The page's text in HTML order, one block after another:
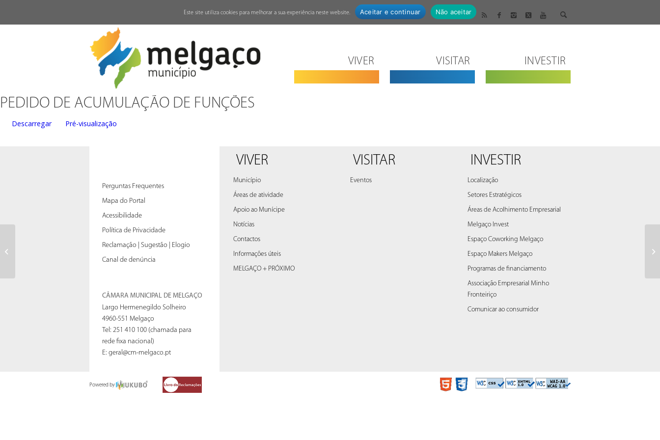
VIVER VISITAR INVESTIR
PEDIDO DE ACUMULAÇÃO DE FUNÇÕES
Descarregar Pré-visualização
Perguntas Frequentes
Mapa do Portal
Acessibilidade
Política de Privacidade
Reclamação | Sugestão | Elogio
Canal de denúncia
CÂMARA MUNICIPAL DE MELGAÇO
Largo Hermenegildo Solheiro
4960-551 Melgaço
Tel: 251 410 100 (chamada para
rede fixa nacional)
E:geral@cm-melgaco.pt
VIVER
Município
Áreas de atividade
Apoio ao Munícipe
Notícias
Contactos
Informações úteis
MELGAÇO + PRÓXIMO
VISITAR
Eventos
INVESTIR
Localização
Setores Estratégicos
Áreas de Acolhimento Empresarial
Melgaço Invest
Espaço Coworking Melgaço
Espaço Makers Melgaço
Programas de financiamento
Associação Empresarial Minho
Fronteiriço
Comunicar ao consumidor
Powered by
Este site utiliza cookies para melhorar a sua experiência neste website. Aceitar e continuar Não aceitar